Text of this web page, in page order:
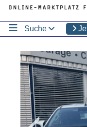
Suche